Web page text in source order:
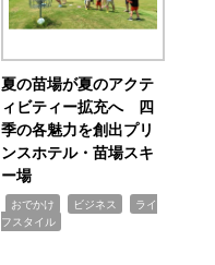
夏の苗場が夏のアクテ
ィビティー拡充へ 四
季の各魅力を創出プリ
ンスホテル・苗場スキ
ー場
おでかけ ビジネス
ライ
フスタイル